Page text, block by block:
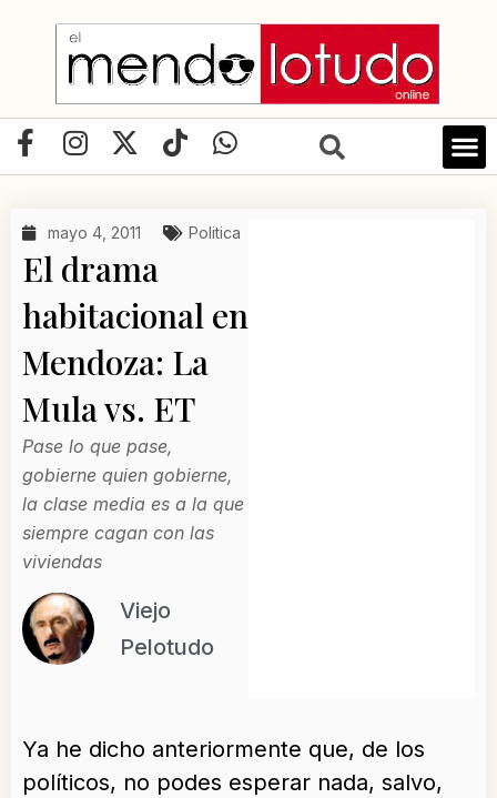
contenido
F
a
e
b
o
o
k
-
f
I
n
t
a
g
r
a
m
X
-
w
t
t
e
r
T
i
t
o
W
h
t
p
p
mayo 4, 2011 Politica
El drama
habitacional en
Mendoza: La
Mula vs. ET
Pase lo que pase,
gobierne quien gobierne,
la clase media es a la que
siempre cagan con las
viviendas
Viejo
Pelotudo
Ya he dicho anteriormente que, de los
políticos, no podes esperar nada, salvo,